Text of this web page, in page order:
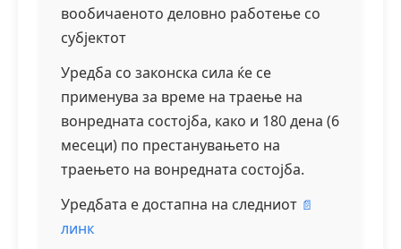
вообичаеното деловно работење со
субјектот
Уредба со законска сила ќе се
применува за време на траење на
вонредната состојба, како и 180 дена (6
месеци) по престанувањето на
траењето на вонредната состојба.
Уредбата е достапна на следниот
линк